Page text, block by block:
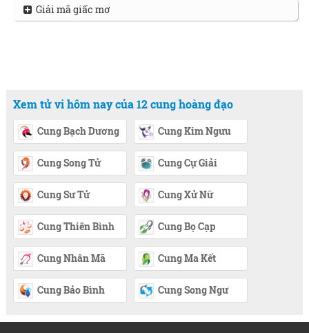
Giải mã giấc mơ
Xem tử vi hôm nay của 12 cung hoàng đạo
Cung Bạch Dương Cung Kim Ngưu
Cung Song Tử Cung Cự Giải
Cung Sư Tử Cung Xử Nữ
Cung Thiên Bình Cung Bọ Cạp
Cung Nhân Mã Cung Ma Kết
Cung Bảo Bình Cung Song Ngư